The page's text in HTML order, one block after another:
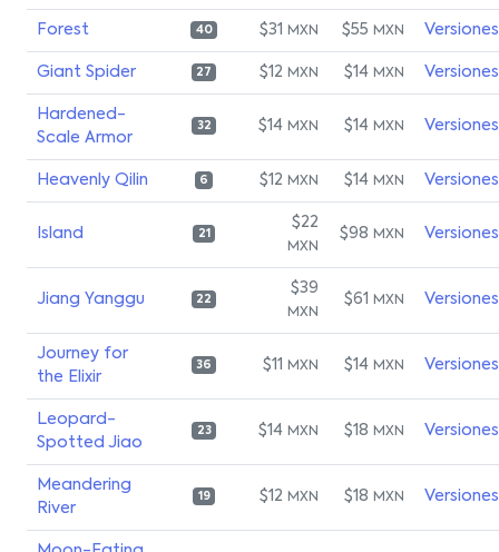
Forest 40 $31 MXN $55 MXN Versiones
Giant Spider 27 $12 MXN $14 MXN Versiones
Hardened-
Scale Armor
32 $14 MXN $14 MXN Versiones
Heavenly Qilin 6 $12 MXN $14 MXN Versiones
Island 21
$22
MXN
$98 MXN Versiones
Jiang Yanggu 22
$39
MXN
$61 MXN Versiones
Journey for
the Elixir
36 $11 MXN $14 MXN Versiones
Leopard-
Spotted Jiao
23 $14 MXN $18 MXN Versiones
Meandering
River
19 $12 MXN $18 MXN Versiones